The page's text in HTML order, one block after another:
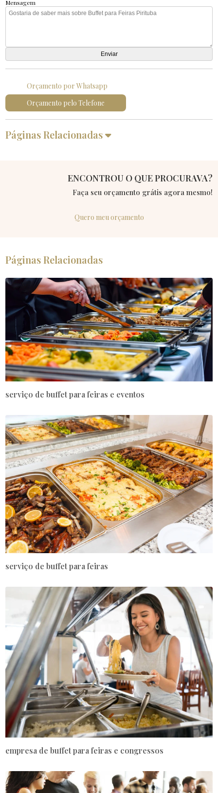
Mensagem
Orçamento por Whatsapp
Orçamento pelo Telefone
Páginas Relacionadas
ENCONTROU O QUE PROCURAVA?
Faça seu orçamento grátis agora mesmo!
Quero meu orçamento
Páginas Relacionadas
serviço de buffet para feiras e eventos
serviço de buffet para feiras
empresa de buffet para feiras e congressos